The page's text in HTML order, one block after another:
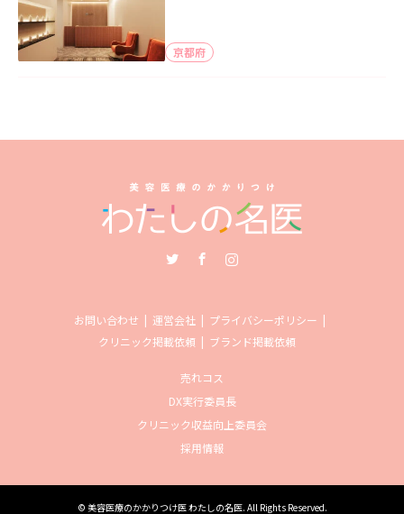
京都府
お問い合わせ 運営会社
プライバシーポリシー
クリニック掲載依頼
ブランド掲載依頼
売れコス
DX実行委員長
クリニック収益向上委員会
採用情報
© 美容医療のかかりつけ医 わたしの名医. All Rights Reserved.